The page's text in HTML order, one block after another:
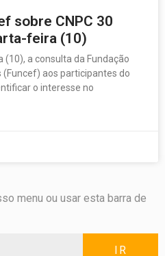
sobre CNPC 30
feira (10)
a consulta da Fundação
(Funcef) aos participantes do
o interesse no
menu ou usar esta barra de
IR